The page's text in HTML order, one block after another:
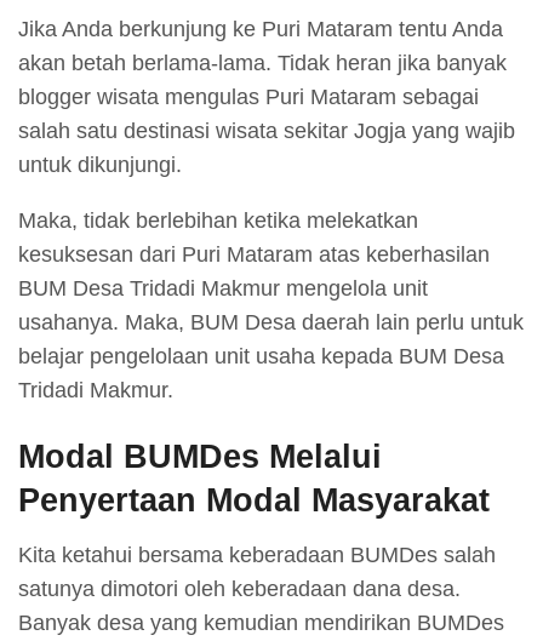
Jika Anda berkunjung ke Puri Mataram tentu Anda
akan betah berlama-lama. Tidak heran jika banyak
blogger wisata mengulas Puri Mataram sebagai
salah satu destinasi wisata sekitar Jogja yang wajib
untuk dikunjungi.
Maka, tidak berlebihan ketika melekatkan
kesuksesan dari Puri Mataram atas keberhasilan
BUM Desa Tridadi Makmur mengelola unit
usahanya. Maka, BUM Desa daerah lain perlu untuk
belajar pengelolaan unit usaha kepada BUM Desa
Tridadi Makmur.
Modal BUMDes Melalui
Penyertaan Modal Masyarakat
Kita ketahui bersama keberadaan BUMDes salah
satunya dimotori oleh keberadaan dana desa.
Banyak desa yang kemudian mendirikan BUMDes